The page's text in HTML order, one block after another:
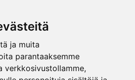
ja muita
parantaaksemme
verkkosivustollamme,